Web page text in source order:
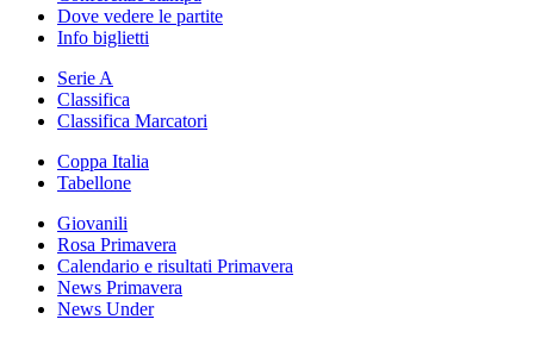
Dove vedere le partite
Info biglietti
Serie A
Classifica
Classifica Marcatori
Coppa Italia
Tabellone
Giovanili
Rosa Primavera
Calendario e risultati Primavera
News Primavera
News Under